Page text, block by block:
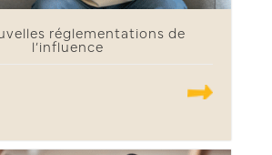
réglementations de
l’influence
.......